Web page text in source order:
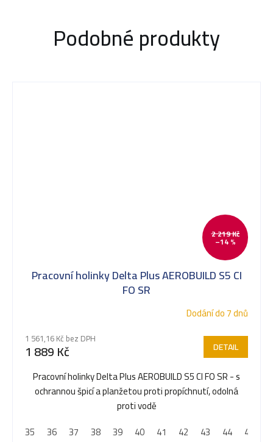
Podobné produkty
2 219 Kč
–14 %
Pracovní holinky Delta Plus AEROBUILD S5 CI
FO SR
Dodání do 7 dnů
1 561,16 Kč bez DPH
1 889 Kč DETAIL
Pracovní holinky Delta Plus AEROBUILD S5 CI FO SR - s
ochrannou špicí a planžetou proti propíchnutí, odolná
proti vodě
35
36 37 38 39 40 41 42 43 44 45